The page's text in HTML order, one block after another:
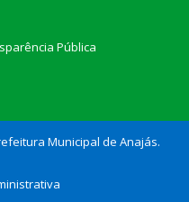
Pública
Municipal de Anajás.